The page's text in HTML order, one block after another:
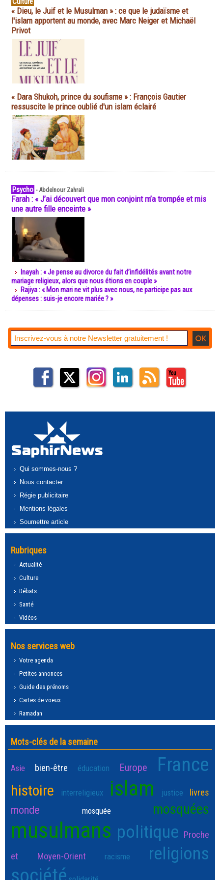
« Dieu, le Juif et le Musulman » : ce que le judaïsme et
l'islam apportent au monde, avec Marc Neiger et Michaël
Privot
« Dara Shukoh, prince du soufisme » : François Gautier
ressuscite le prince oublié d'un islam éclairé
Psycho -Abdelnour Zahrali
Farah : « J’ai découvert que mon conjoint m’a trompée et mis
une autre fille enceinte »
Inayah : « Je pense au divorce du fait d’infidélités avant notre
mariage religieux, alors que nous étions en couple »
Rajiya : « Mon mari ne vit plus avec nous, ne participe pas aux
dépenses : suis-je encore mariée ? »
Qui sommes-nous ?
Nous contacter
Régie publicitaire
Mentions légales
Soumettre article
Rubriques
Actualité
Culture
Débats
Santé
Vidéos
Nos services web
Votre agenda
Petites annonces
Guide des prénoms
Cartes de voeux
Ramadan
Mots-clés de la semaine
Asie bien-être éducation Europe France
histoire interreligieux islam justice livres
monde mosquée mosquées
musulmans politique Proche
et Moyen-Orient
racisme religions
société